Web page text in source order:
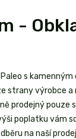
-
s
strany výrobce
prodejný pouze
poplatku vám
na naší